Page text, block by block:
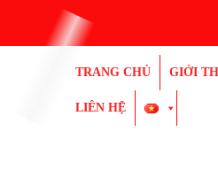
TRANG CHỦ GIỚI
LIÊN HỆ